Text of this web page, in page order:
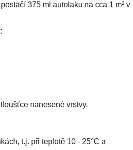
375 ml autolaku na cca 1 m² v
nanesené vrstvy.
t.j. při teplotě 10 - 25°C a